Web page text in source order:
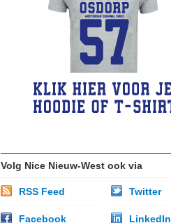
Volg Nice Nieuw-West ook via
RSS Feed Twitter
Facebook LinkedIn